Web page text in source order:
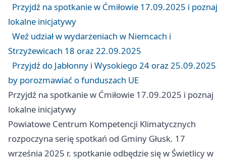
Przyjdź na spotkanie w Ćmiłowie 17.09.2025 i poznaj
lokalne inicjatywy
Weź udział w wydarzeniach w Niemcach i
Strzyżewicach 18 oraz 22.09.2025
Przyjdź do Jabłonny i Wysokiego 24 oraz 25.09.2025
by porozmawiać o funduszach UE
Przyjdź na spotkanie w Ćmiłowie 17.09.2025 i poznaj
lokalne inicjatywy
Powiatowe Centrum Kompetencji Klimatycznych
rozpoczyna serię spotkań od Gminy Głusk. 17
września 2025 r. spotkanie odbędzie się w Świetlicy w